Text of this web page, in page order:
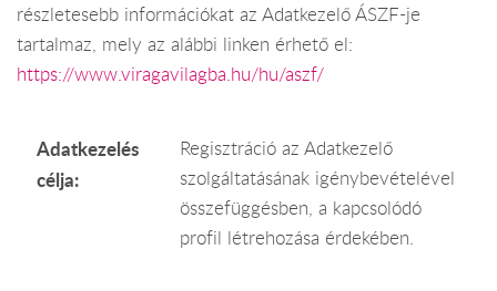
részletesebb információkat az Adatkezelő ÁSZF-je
tartalmaz, mely az alábbi linken érhető el:
https://www.viragavilagba.hu/hu/aszf/
Adatkezelés
célja:
Regisztráció az Adatkezelő
szolgáltatásának igénybevételével
összefüggésben, a kapcsolódó
profil létrehozása érdekében.